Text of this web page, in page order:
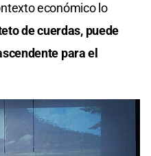
económico lo
de cuerdas, puede
para el